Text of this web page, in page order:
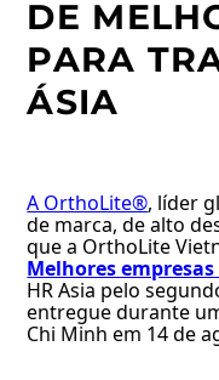
DE
PARA
ÁSIA
A OrthoLite®, líder
de marca, de alto
que a OrthoLite
Melhores
HR Asia pelo
entregue durante
Chi Minh em 14 de